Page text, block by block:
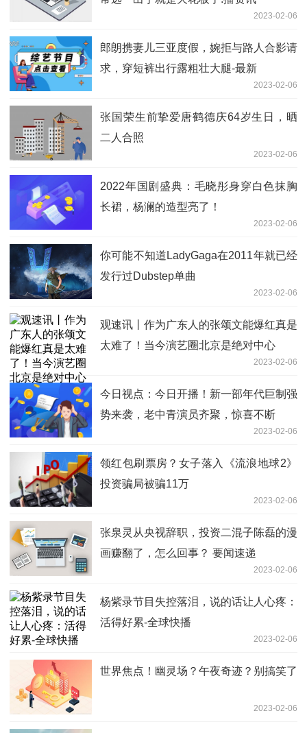
2023-02-06
郎朗携妻儿三亚度假，婉拒与路人合影请
求，穿短裤出行露粗壮大腿-最新
2023-02-06
张国荣生前挚爱唐鹤德庆64岁生日，晒
二人合照
2023-02-06
2022年国剧盛典：毛晓彤身穿白色抹胸
长裙，杨澜的造型亮了！
2023-02-06
你可能不知道LadyGaga在2011年就已经
发行过Dubstep单曲
2023-02-06
观速讯丨作为广东人的张颂文能爆红真是
太难了！当今演艺圈北京是绝对中心
2023-02-06
今日视点：今日开播！新一部年代巨制强
势来袭，老中青演员齐聚，惊喜不断
2023-02-06
领红包刷票房？女子落入《流浪地球2》
投资骗局被骗11万
2023-02-06
张泉灵从央视辞职，投资二混子陈磊的漫
画赚翻了，怎么回事？ 要闻速递
2023-02-06
杨紫录节目失控落泪，说的话让人心疼：
活得好累-全球快播
2023-02-06
世界焦点！幽灵场？午夜奇迹？别搞笑了
2023-02-06